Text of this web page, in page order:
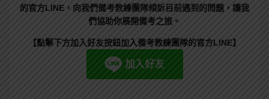
的官方LINE，向我們備考教練團隊傾訴目前遇到的問題，讓我
們協助你展開備考之旅。
【點擊下方加入好友按鈕加入備考教練團隊的官方LINE】